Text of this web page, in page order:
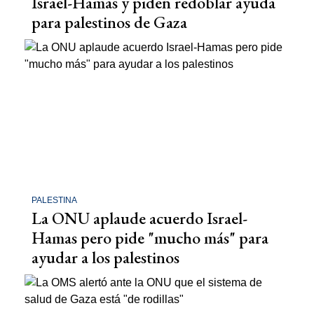
para palestinos de Gaza
PALESTINA
La ONU aplaude acuerdo Israel-
Hamas pero pide "mucho más" para
ayudar a los palestinos